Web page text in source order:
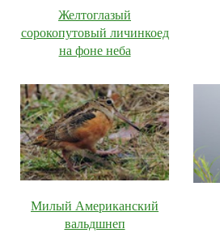
Желтоглазый
сорокопутовый личинкоед
на фоне неба
Милый Американский
вальдшнеп